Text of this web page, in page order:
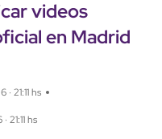
videos
en Madrid
21:11 hs
21:11 hs